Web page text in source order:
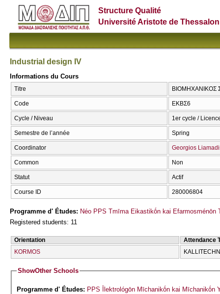
Structure Qualité
Université Aristote de
Industrial design IV
Informations du Cours
Titre ΒΙΟΜΗΧΑΝΙΚΟΣ
Code ΕΚΒΣ6
Cycle / Niveau 1er cycle /
Semestre de l’année Spring
Coordinator Georgios
Common Non
Statut Actif
Course ID 280006804
Programme d' Études: Néo PPS Tmīma Eikastikṓn kai Efarmosménōn
Registered students: 11
Orientation
Attendance
KORMOS
ShowOther Schools
Programme d' Études: PPS Īlektrológōn Mīchanikṓn kai Mīchanikṓn